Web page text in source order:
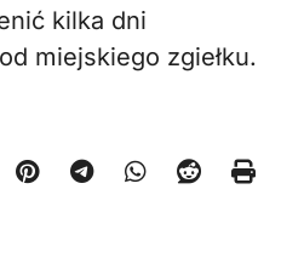
kilka dni
miejskiego zgiełku.